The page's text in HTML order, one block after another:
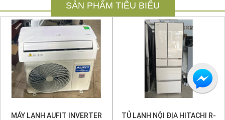
SẢN PHẨM TIÊU BIỂU
MÁY LẠNH AUFIT INVERTER
TỦ LẠNH NỘI ĐỊA HITACHI R-